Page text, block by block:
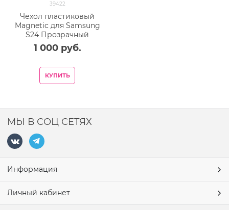
39422
Чехол пластиковый
Magnetic для Samsung
S24 Прозрачный
1 000 руб.
КУПИТЬ
МЫ В СОЦ СЕТЯХ
Информация
Личный кабинет